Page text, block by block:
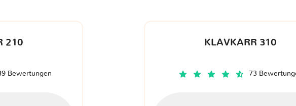
210
Bewertungen
KLAVKARR 310
73